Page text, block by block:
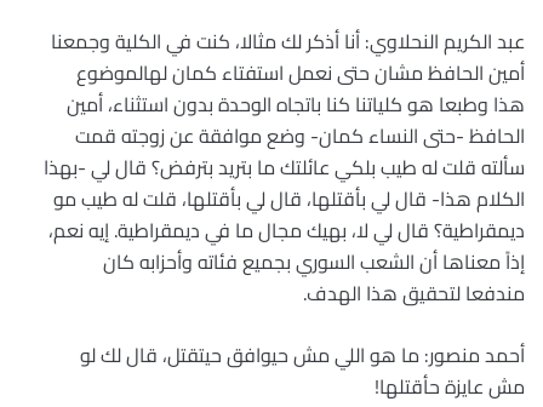
عبد الكريم النحلاوي: أنا أذكر لك مثالا، كنت في الكلية وجمعنا
أمين الحافظ مشان حتى نعمل استفتاء كمان لهالموضوع
هذا وطبعا هو كلياتنا كنا باتجاه الوحدة بدون استثناء، أمين
الحافظ -حتى النساء كمان- وضع موافقة عن زوجته قمت
سألته قلت له طيب بلكي عائلتك ما بتريد بترفض؟ قال لي -بهذا
الكلام هذا- قال لي بأقتلها، قال لي بأقتلها، قلت له طيب مو
ديمقراطية؟ قال لي لا، بهيك مجال ما في ديمقراطية. إيه نعم،
إذاً معناها أن الشعب السوري بجميع فئاته وأحزابه كان
مندفعا لتحقيق هذا الهدف.
أحمد منصور: ما هو اللي مش حيوافق حيتقتل، قال لك لو
مش عايزة حأقتلها!